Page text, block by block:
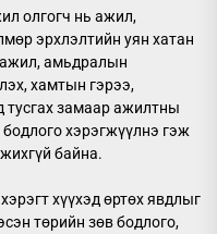
олгогч нь ажил,
эрхлэлтийн уян хатан
амьдралын
хамтын гэрээ,
замаар ажилтны
хэрэгжүүлнэ гэж
байна.
хүүхэд өртөх явдлыг
төрийн зөв бодлого,